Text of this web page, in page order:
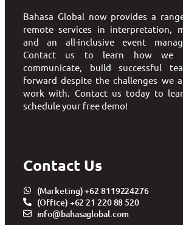
Bahasa Global now provides a
remote services in interpretation,
and an all-inclusive event
Contact us to learn how we
communicate, build successful
forward despite the challenges we
work with. Contact us today to
schedule your free demo!
Contact Us
(Marketing) +62 8119224276
(Office) +62 21 220 88 520
info@bahasaglobal.com